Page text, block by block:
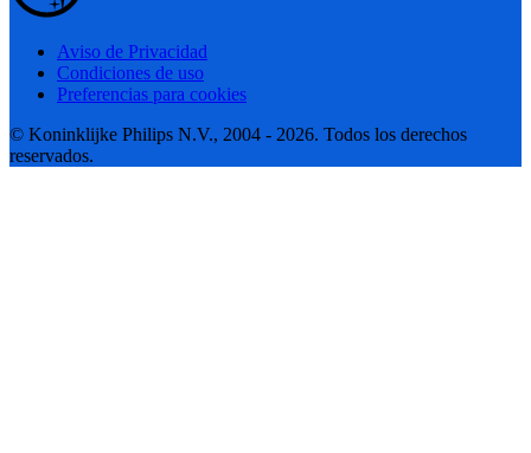
Aviso de Privacidad
Condiciones de uso
Preferencias para cookies
© Koninklijke Philips N.V., 2004 - 2026. Todos los derechos
reservados.